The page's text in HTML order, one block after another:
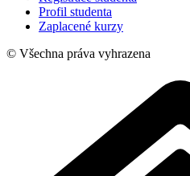
Profil studenta
Zaplacené kurzy
© Všechna práva vyhrazena